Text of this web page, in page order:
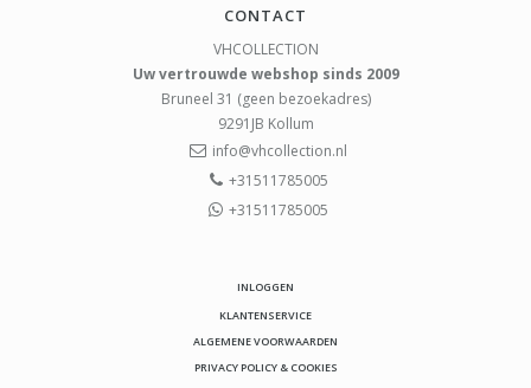
CONTACT
VHCOLLECTION
Uw vertrouwde webshop sinds 2009
Bruneel 31 (geen bezoekadres)
9291JB Kollum
info@vhcollection.nl
+31511785005
+31511785005
INLOGGEN
KLANTENSERVICE
ALGEMENE VOORWAARDEN
PRIVACY POLICY & COOKIES